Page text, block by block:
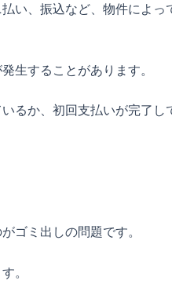
い、振込など、物件によっ
生することがあります。
るか、初回支払いが完了し
ゴミ出しの問題です。
。